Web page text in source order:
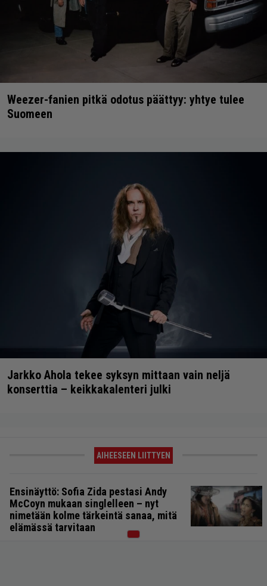
Weezer-fanien pitkä odotus päättyy: yhtye tulee
Suomeen
Jarkko Ahola tekee syksyn mittaan vain neljä
konserttia – keikkakalenteri julki
AIHEESEEN LIITTYEN
Ensinäyttö: Sofia Zida pestasi Andy
McCoyn mukaan singlelleen – nyt
nimetään kolme tärkeintä sanaa, mitä
elämässä tarvitaan